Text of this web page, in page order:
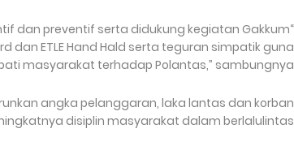
dan preventif serta didukung kegiatan Gakkum
dan ETLE Hand Hald serta teguran simpatik guna
masyarakat terhadap Polantas,” sambungnya.
angka pelanggaran, laka lantas dan korban
disiplin masyarakat dalam berlalulintas.